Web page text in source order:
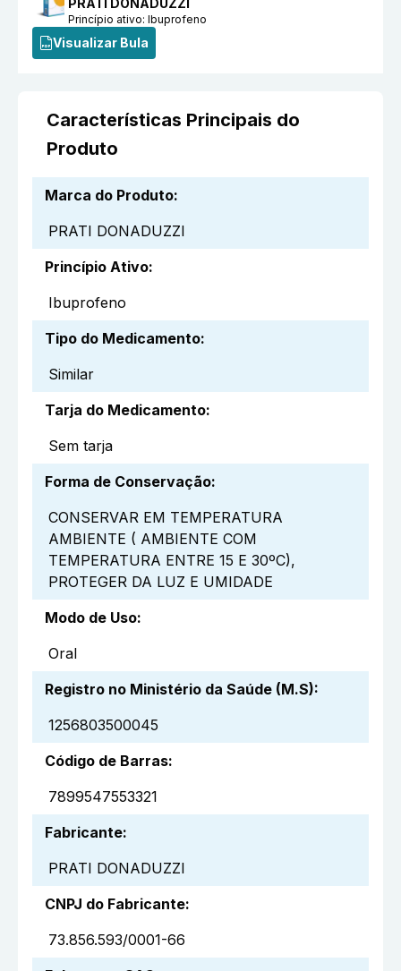
PRATI DONADUZZI
Princípio ativo:Ibuprofeno
Visualizar Bula
Características Principais do
Produto
Marca do Produto:
PRATI DONADUZZI
Princípio Ativo:
Ibuprofeno
Tipo do Medicamento:
Similar
Tarja do Medicamento:
Sem tarja
Forma de Conservação:
CONSERVAR EM TEMPERATURA
AMBIENTE ( AMBIENTE COM
TEMPERATURA ENTRE 15 E 30ºC),
PROTEGER DA LUZ E UMIDADE
Modo de Uso:
Oral
Registro no Ministério da Saúde (M.S):
1256803500045
Código de Barras:
7899547553321
Fabricante:
PRATI DONADUZZI
CNPJ do Fabricante:
73.856.593/0001-66